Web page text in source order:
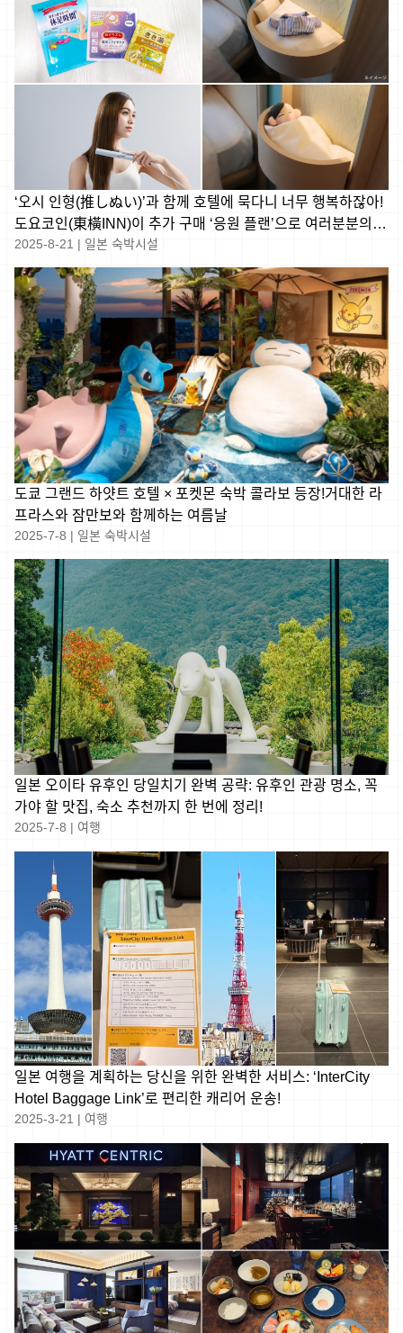
‘오시 인형(推しぬい)’과 함께 호텔에 묵다니 너무 행복하잖아!
도요코인(東橫INN)이 추가 구매 ‘응원 플랜’으로 여러분분의
덕질을 함께합니다
2025-8-21 | 일본 숙박시설
도쿄 그랜드 하얏트 호텔 × 포켓몬 숙박 콜라보 등장!거대한 라
프라스와 잠만보와 함께하는 여름날
2025-7-8 | 일본 숙박시설
일본 오이타 유후인 당일치기 완벽 공략: 유후인 관광 명소, 꼭
가야 할 맛집, 숙소 추천까지 한 번에 정리!
2025-7-8 | 여행
일본 여행을 계획하는 당신을 위한 완벽한 서비스: ‘InterCity
Hotel Baggage Link’로 편리한 캐리어 운송!
2025-3-21 | 여행